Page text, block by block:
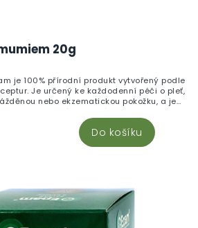
20g
Do košíku
je 100% přírodní produkt vytvořený podle
Je určený ke každodenní péči o pleť,
nebo ekzematickou pokožku, a je
a pohybového aparátu.